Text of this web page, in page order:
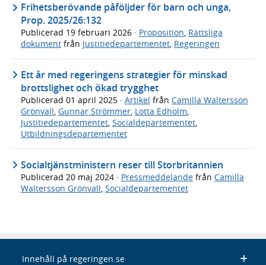
Frihetsberövande påföljder för barn och unga,
Prop. 2025/26:132
Publicerad 19 februari 2026 · Proposition, Rättsliga
dokument från Justitiedepartementet, Regeringen
Ett år med regeringens strategier för minskad
brottslighet och ökad trygghet
Publicerad 01 april 2025 · Artikel från Camilla Waltersson
Grönvall, Gunnar Strömmer, Lotta Edholm,
Justitiedepartementet, Socialdepartementet,
Utbildningsdepartementet
Socialtjänstministern reser till Storbritannien
Publicerad 20 maj 2024 · Pressmeddelande från Camilla
Waltersson Grönvall Socialdepartementet
Innehåll på regeringen.se